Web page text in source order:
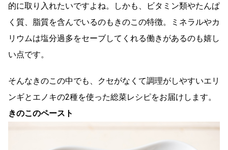
的に取り入れたいですよね。しかも、ビタミン類やたんぱ
く質、脂質を含んでいるのもきのこの特徴。ミネラルやカ
リウムは塩分過多をセーブしてくれる働きがあるのも嬉し
い点です。
そんなきのこの中でも、クセがなくて調理がしやすいエリ
ンギとエノキの2種を使った総菜レシピをお届けします。
きのこのペースト